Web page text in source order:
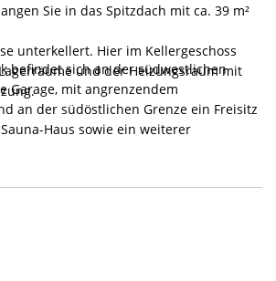
Sie in das Spitzdach mit ca. 39 m²
unterkellert. Hier im Kellergeschoss
und der Heizungsraum mit
befindet sich an der südwestlichen
Garage, mit angrenzendem
an der südöstlichen Grenze ein Freisitz
Haus sowie ein weiterer